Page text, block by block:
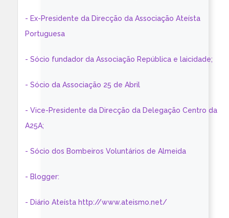
- Ex-Presidente da Direcção da Associação Ateísta
Portuguesa
- Sócio fundador da Associação República e laicidade;
- Sócio da Associação 25 de Abril
- Vice-Presidente da Direcção da Delegação Centro da
A25A;
- Sócio dos Bombeiros Voluntários de Almeida
- Blogger:
- Diário Ateísta http://www.ateismo.net/